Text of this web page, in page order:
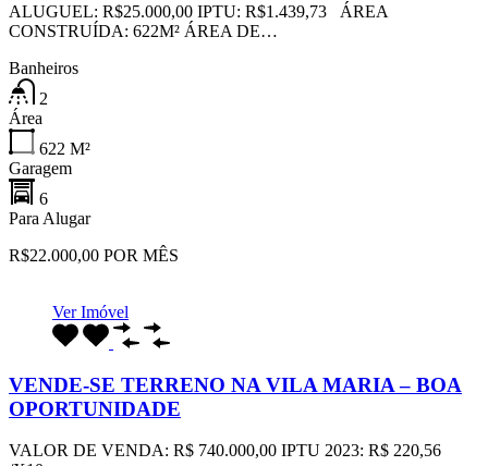
ALUGUEL: R$25.000,00 IPTU: R$1.439,73 ÁREA
CONSTRUÍDA: 622M² ÁREA DE…
Banheiros
2
Área
622 M²
Garagem
6
Para Alugar
R$22.000,00 POR MÊS
Ver Imóvel
VENDE-SE TERRENO NA VILA MARIA – BOA
OPORTUNIDADE
VALOR DE VENDA: R$ 740.000,00 IPTU 2023: R$ 220,56